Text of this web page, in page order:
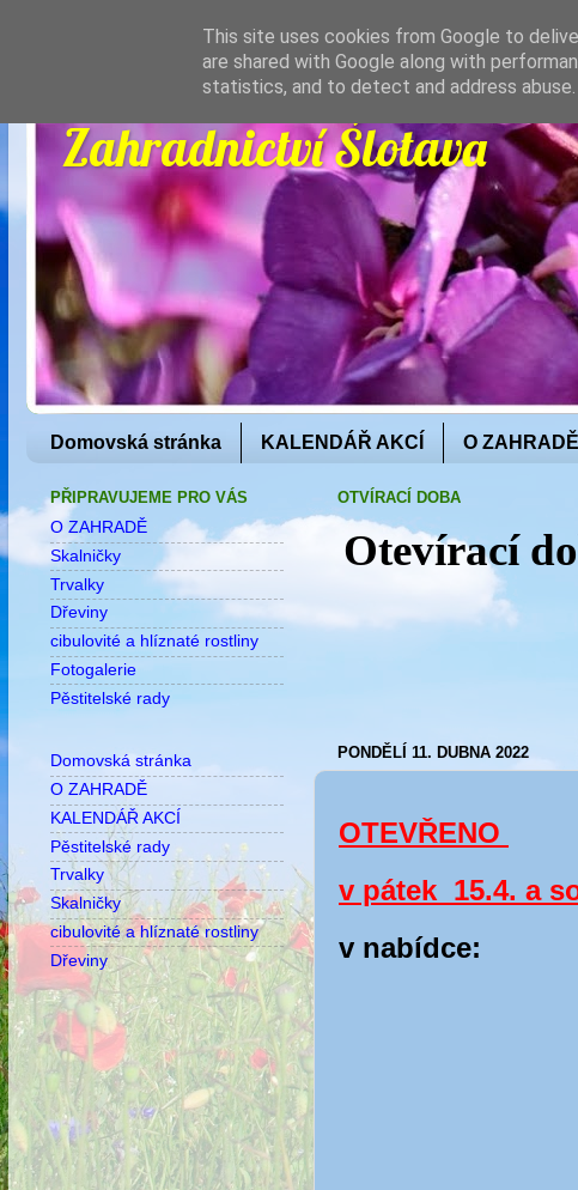
Zahradnictví Šlotava
Domovská stránka KALENDÁŘ AKCÍ O ZAHRADĚ
OTVÍRACÍ DOBA
Otevírací
PONDĚLÍ 11. DUBNA 2022
OTEVŘENO
v pátek 15.4. a
v nabídce:
PŘIPRAVUJEME PRO VÁS
O ZAHRADĚ
Skalničky
Trvalky
Dřeviny
cibulovité a hlíznaté rostliny
Fotogalerie
Pěstitelské rady
Domovská stránka
O ZAHRADĚ
KALENDÁŘ AKCÍ
Pěstitelské rady
Trvalky
Skalničky
cibulovité a hlíznaté rostliny
Dřeviny
This site uses cookies from Google to
are shared with Google along with
statistics, and to detect and address abuse.